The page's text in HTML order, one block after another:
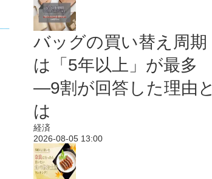
バッグの買い替え周期
は「5年以上」が最多
―9割が回答した理由と
は
経済
2026-08-05 13:00